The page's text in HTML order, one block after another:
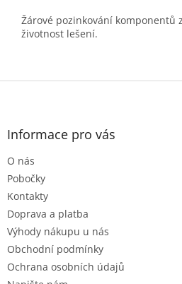
Žárové pozinkování komponentů
životnost lešení.
Z
Informace pro vás
O nás
Pobočky
Kontakty
Doprava a platba
Výhody nákupu u nás
Obchodní podmínky
Ochrana osobních údajů